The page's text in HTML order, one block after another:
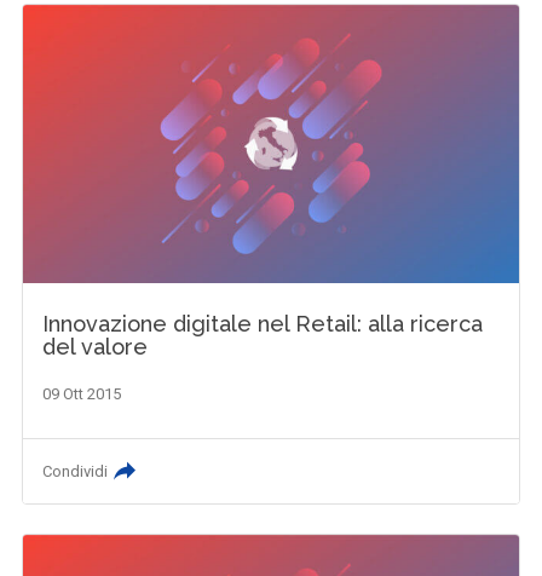
Innovazione digitale nel Retail: alla ricerca
del valore
09 Ott 2015
Condividi